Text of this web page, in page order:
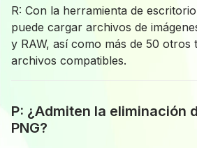
R: Con la herramienta de
puede cargar archivos de
y RAW, así como más de 50 otros
archivos compatibles.
P: ¿Admiten la eliminación
PNG?